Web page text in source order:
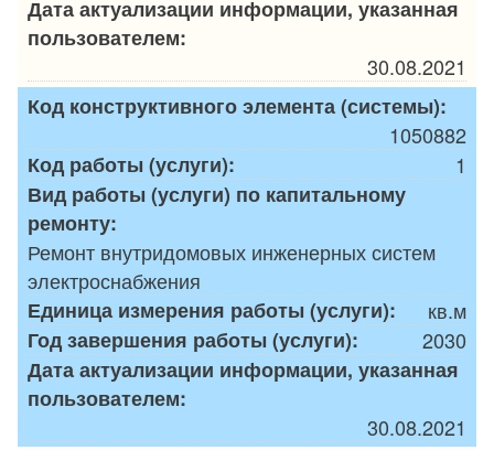
Дата актуализации информации, указанная
пользователем:
30.08.2021
Код конструктивного элемента (системы):
1050882
Код работы (услуги):
1
Вид работы (услуги) по капитальному
ремонту:
Ремонт внутридомовых инженерных систем
электроснабжения
Единица измерения работы (услуги):
кв.м
Год завершения работы (услуги):
2030
Дата актуализации информации, указанная
пользователем:
30.08.2021